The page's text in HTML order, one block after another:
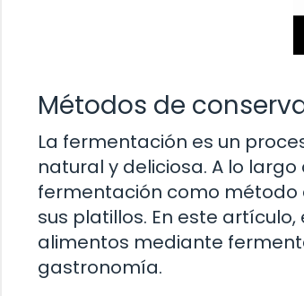
Métodos de
La fermentación es un
natural y deliciosa. A lo
fermentación como método
sus platillos. En este
alimentos mediante
gastronomía.